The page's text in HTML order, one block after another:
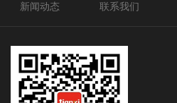
新闻动态
联系我们